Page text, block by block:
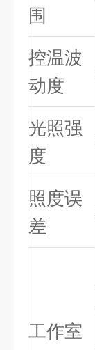
围
控温波
动度
光照强
度
照度误
差
工作室